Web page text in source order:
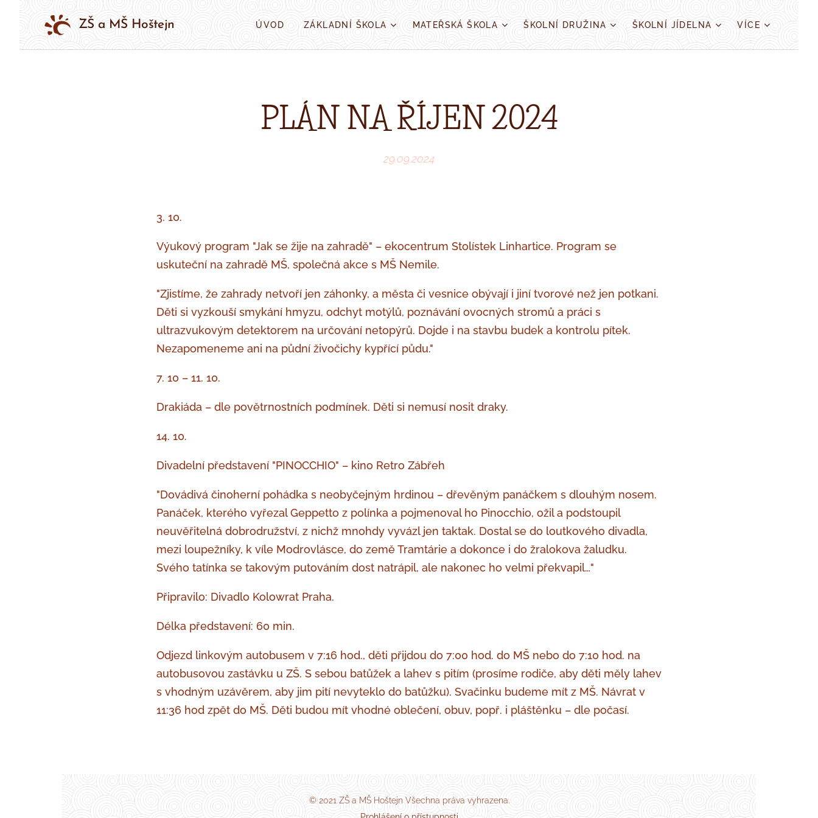
ZŠ a MŠ Hoštejn ÚVOD ZÁKLADNÍ ŠKOLA MATEŘSKÁ ŠKOLA ŠKOLNÍ DRUŽINA ŠKOLNÍ JÍDELNA VÍCE
PLÁN NA ŘÍJEN 2024
29.09.2024
3. 10.
Výukový program "Jak se žije na zahradě" – ekocentrum Stolístek Linhartice. Program se
uskuteční na zahradě MŠ, společná akce s MŠ Nemile.
"Zjistíme, že zahrady netvoří jen záhonky, a města či vesnice obývají i jiní tvorové než jen potkani.
Děti si vyzkouší smykání hmyzu, odchyt motýlů, poznávání ovocných stromů a práci s
ultrazvukovým detektorem na určování netopýrů. Dojde i na stavbu budek a kontrolu pítek.
Nezapomeneme ani na půdní živočichy kypřící půdu."
7. 10 – 11. 10.
Drakiáda – dle povětrnostních podmínek. Děti si nemusí nosit draky.
14. 10.
Divadelní představení "PINOCCHIO" – kino Retro Zábřeh
"Dovádivá činoherní pohádka s neobyčejným hrdinou – dřevěným panáčkem s dlouhým nosem.
Panáček, kterého vyřezal Geppetto z polínka a pojmenoval ho Pinocchio, ožil a podstoupil
neuvěřitelná dobrodružství, z nichž mnohdy vyvázl jen taktak. Dostal se do loutkového divadla,
mezi loupežníky, k víle Modrovlásce, do země Tramtárie a dokonce i do žralokova žaludku.
Svého tatínka se takovým putováním dost natrápil, ale nakonec ho velmi překvapil…"
Připravilo: Divadlo Kolowrat Praha.
Délka představení: 60 min.
Odjezd linkovým autobusem v 7:16 hod., děti přijdou do 7:00 hod. do MŠ nebo do 7:10 hod. na
autobusovou zastávku u ZŠ. S sebou batůžek a lahev s pitím (prosíme rodiče, aby děti měly lahev
s vhodným uzávěrem, aby jim pití nevyteklo do batůžku). Svačinku budeme mít z MŠ. Návrat v
11:36 hod zpět do MŠ. Děti budou mít vhodné oblečení, obuv, popř. i pláštěnku – dle počasí.
© 2021 ZŠ a MŠ Hoštejn Všechna práva vyhrazena.